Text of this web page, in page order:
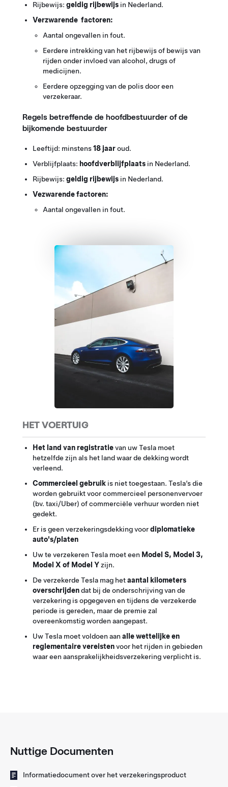
Rijbewijs: geldig rijbewijs in Nederland.
Verzwarende factoren:
Aantal ongevallen in fout.
Eerdere intrekking van het rijbewijs of bewijs van
rijden onder invloed van alcohol, drugs of
medicijnen.
Eerdere opzegging van de polis door een
verzekeraar.
Regels betreffende de hoofdbestuurder of de
bijkomende bestuurder
Leeftijd: minstens18 jaaroud.
Verblijfplaats: hoofdverblijfplaats in Nederland.
Rijbewijs: geldig rijbewijs in Nederland.
Vezwarende factoren:
Aantal ongevallen in fout.
HET VOERTUIG
Het land van registratievan uw Tesla moet
hetzelfde zijn als het land waar de dekking wordt
verleend.
Commercieel gebruik is niet toegestaan. Tesla’s die
worden gebruikt voor commercieel personenvervoer
(bv. taxi/Uber) of commerciële verhuur worden niet
gedekt.
Er is geen verzekeringsdekking voordiplomatieke
auto's/platen
Uw te verzekeren Tesla moet een Model S, Model 3,
Model X of Model Yzijn.
De verzekerde Tesla mag hetaantal kilometers
overschrijdendat bij de onderschrijving van de
verzekering is opgegeven en tijdens de verzekerde
periode is gereden, maar de premie zal
overeenkomstig worden aangepast.
Uw Tesla moet voldoen aan alle wettelijke en
reglementaire vereistenvoor het rijden in gebieden
waar een aansprakelijkheidsverzekering verplicht is.
Nuttige Documenten
Informatiedocument over het verzekeringsproduct